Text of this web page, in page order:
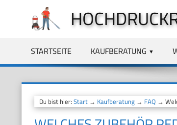
springen
STARTSEITE KAUFBERATUNG
Du bist hier: Start→ Kaufberatung→ FAQ →